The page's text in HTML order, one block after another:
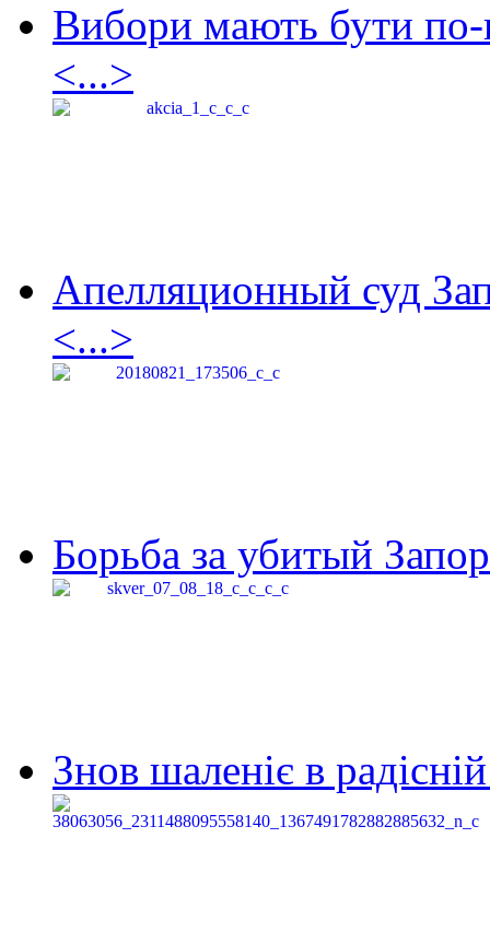
Вибори мають бути по-
<...>
Апелляционный суд
<...>
Борьба за убитый
Знов шаленіє в